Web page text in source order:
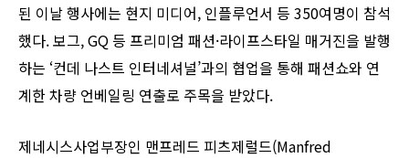
된 이날 행사에는 현지 미디어, 인플루언서 등 350여명이 참석
했다. 보그, GQ 등 프리미엄 패션·라이프스타일 매거진을 발행
하는 ‘컨데 나스트 인터네셔널’과의 협업을 통해 패션쇼와 연
계한 차량 언베일링 연출로 주목을 받았다.
제네시스사업부장인 맨프레드 피츠제럴드(Manfred